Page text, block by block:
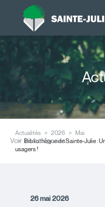
Actualités 2026
Mai
Bibliothèque de Sainte-Julie :
usagers !
Voir les catégories
26 mai 2026